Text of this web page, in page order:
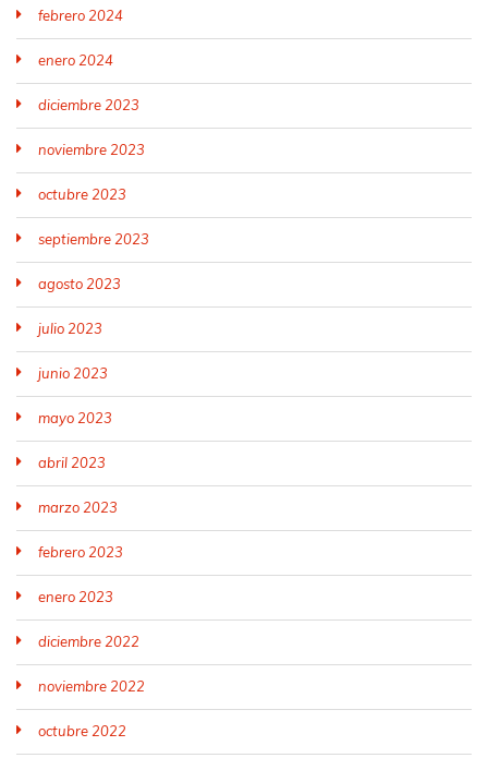
febrero 2024
enero 2024
diciembre 2023
noviembre 2023
octubre 2023
septiembre 2023
agosto 2023
julio 2023
junio 2023
mayo 2023
abril 2023
marzo 2023
febrero 2023
enero 2023
diciembre 2022
noviembre 2022
octubre 2022